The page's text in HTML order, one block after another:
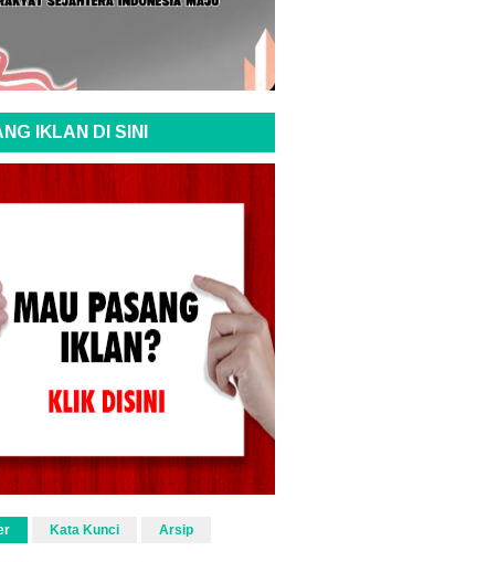
IKLAN DI SINI
Kata Kunci Arsip